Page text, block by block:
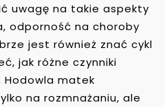
uwagę na takie aspekty
odporność na choroby
jest również znać cykl
jak różne czynniki
Hodowla matek
na rozmnażaniu, ale